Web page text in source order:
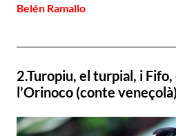
Belén Ramallo
2.Turopiu, el turpial, i Fifo,
l’Orinoco (conte veneçolà)